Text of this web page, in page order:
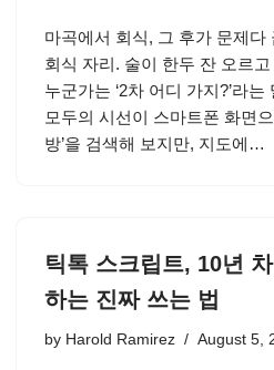
마곡에서 회식, 그 후가 문제다
회식 자리. 술이 한두 잔 오르
누군가는 ‘2차 어디 가지?’라
모두의 시선이 스마트폰 화면
방’을 검색해 보지만, 지도에…
틱톡 스크립트, 10년
하는 진짜 쓰는 법
by Harold Ramirez August 5,